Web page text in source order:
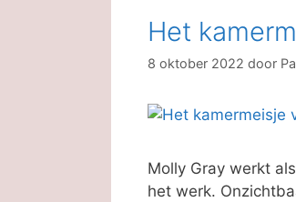
Het
8 oktober 2022 door
Molly Gray werkt
het werk.